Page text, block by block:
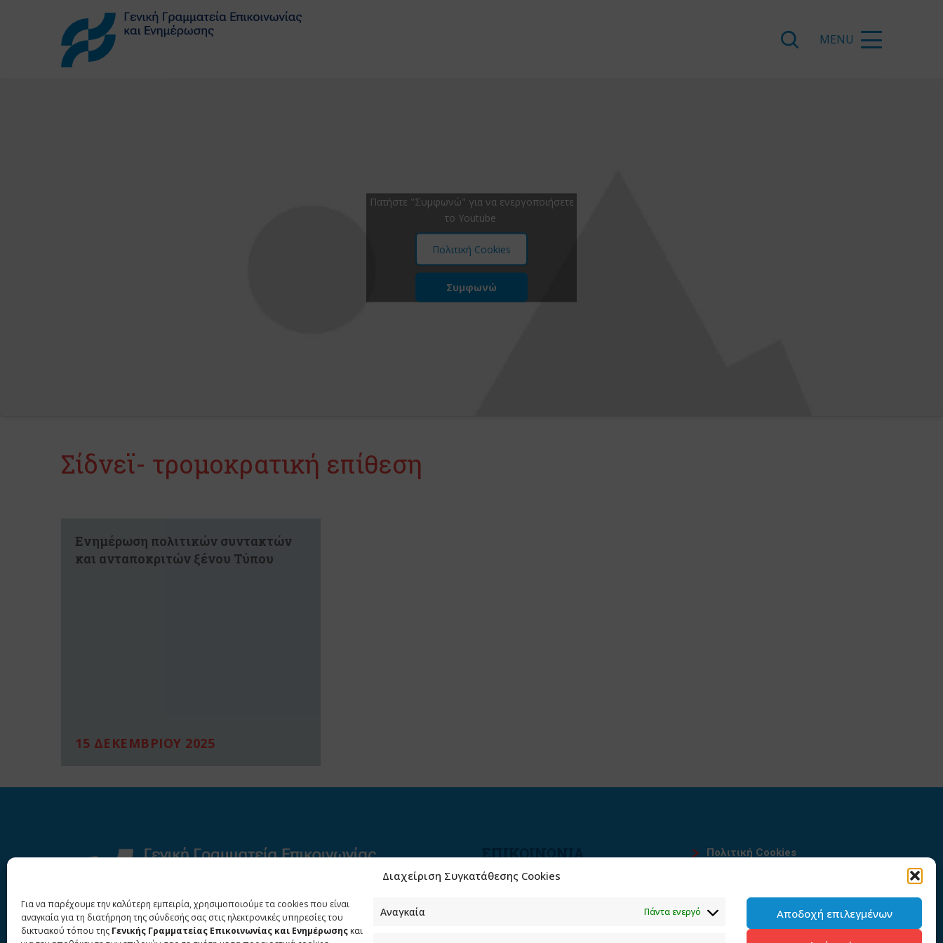
Διαχείριση Συγκατάθεσης Cookies
Για να παρέχουμε την καλύτερη εμπειρία, χρησιμοποιούμε τα cookies που είναι
αναγκαία για τη διατήρηση της σύνδεσής σας στις ηλεκτρονικές υπηρεσίες του
δικτυακού τόπου της Γενικής Γραμματείας Επικοινωνίας και Ενημέρωσης και
Αναγκαία Πάντα ενεργό Αποδοχή επιλεγμένων
Πατήστε "Συμφωνώ" για να ενεργοποιήσετε
το Youtube
Πολιτική Cookies
Συμφωνώ
Σίδνεϊ- τρομοκρατική επίθεση
Ενημέρωση πολιτικών συντακτών
και ανταποκριτών ξένου Τύπου
15 ΔΕΚΕΜΒΡΙΟΥ 2025
ΕΠΙΚΟΙΝΩΝΙΑ
Φραγκούδη 11 & Αλεξάνδρου
Πολιτική Cookies
Πολιτική προστασίας
προσωπικών δεδομένων του
παρόντος ιστότοπου